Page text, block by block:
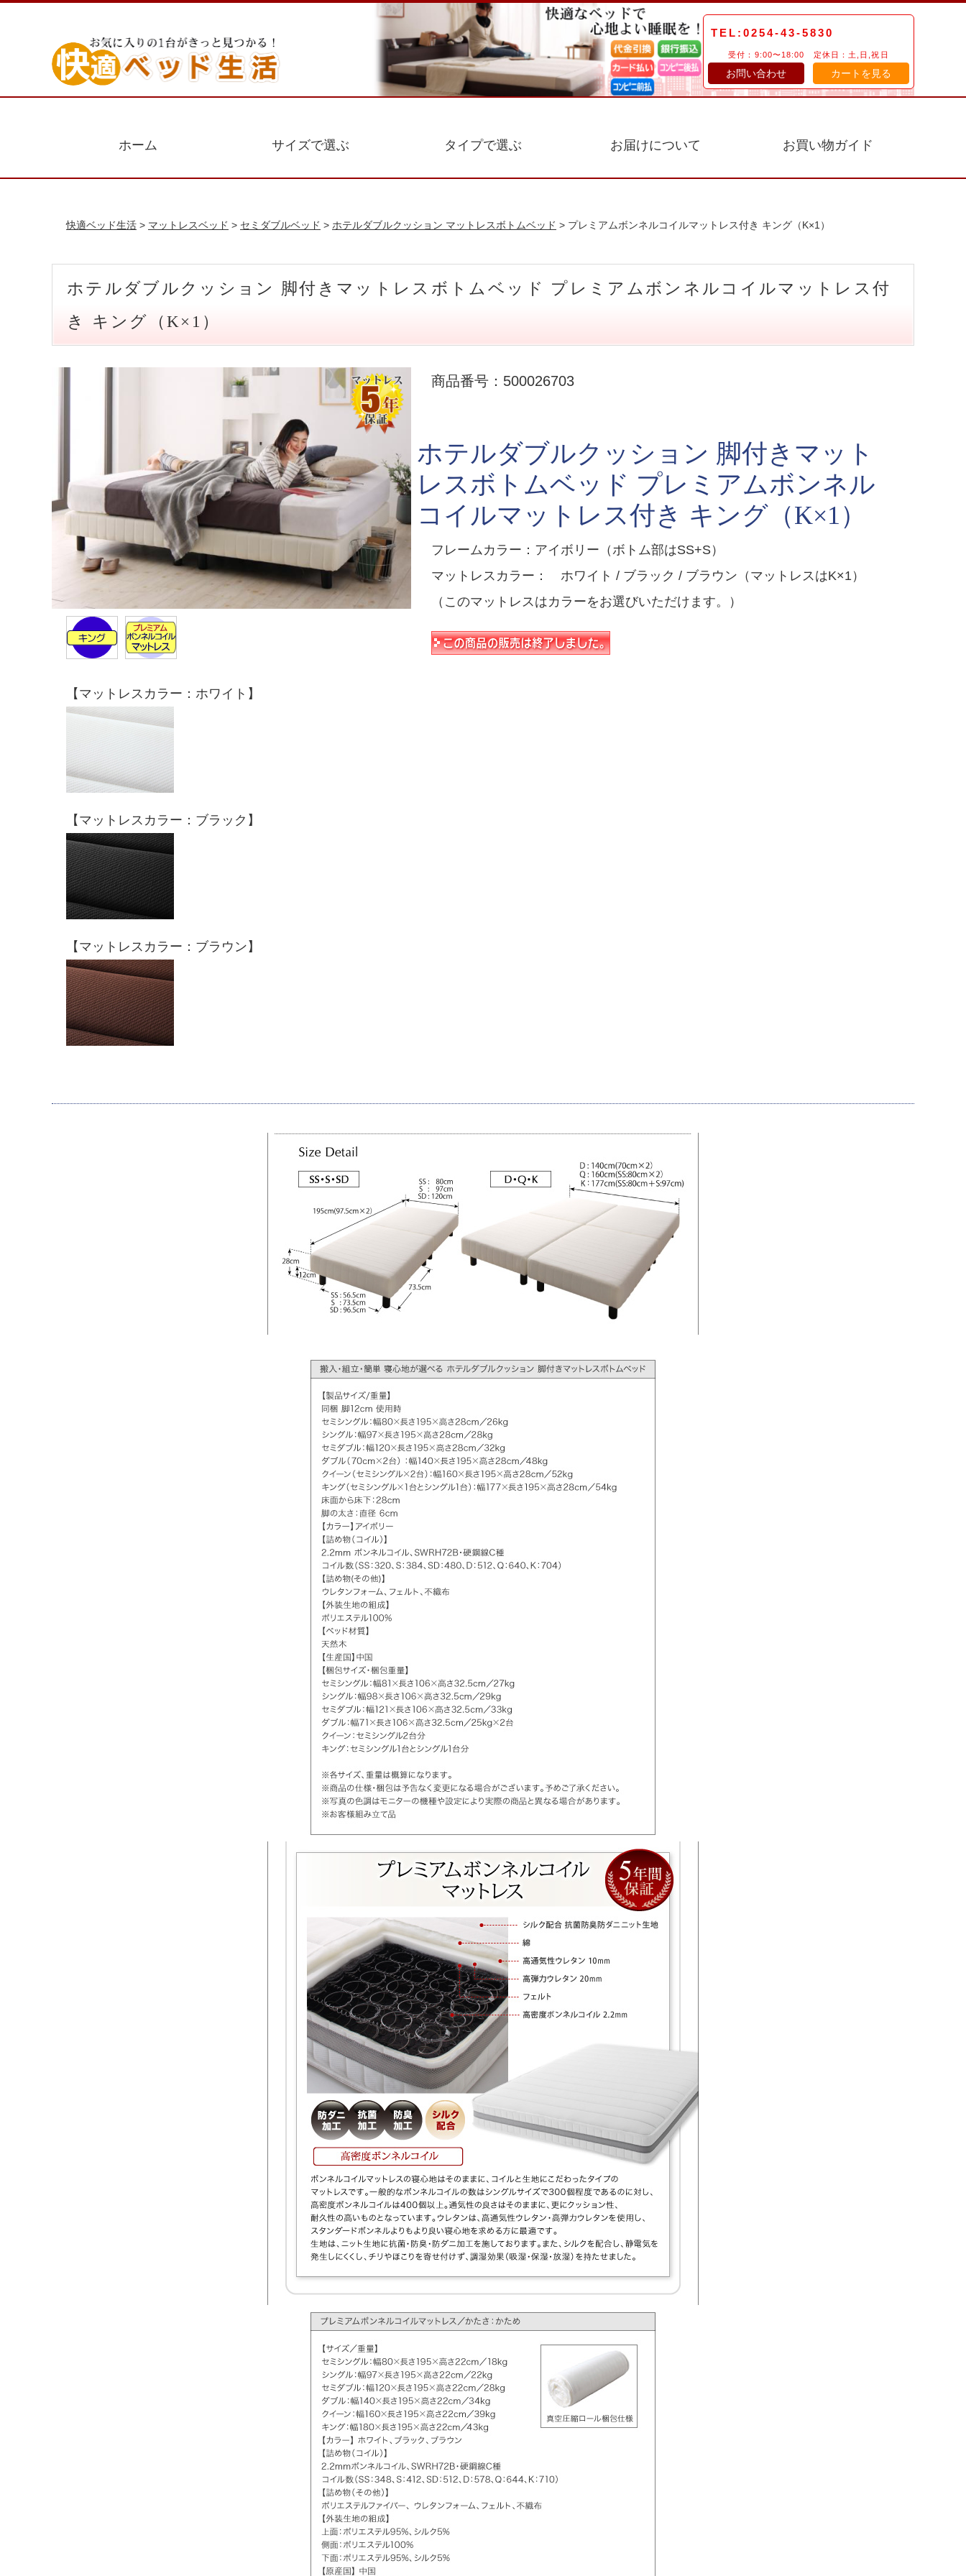
TEL:0254-43-5830
受付：9:00〜18:00 定休日：土,日,祝日
お問い合わせ カートを見る
ホーム サイズで選ぶ タイプで選ぶ お届けについて お買い物ガイド
快適ベッド生活 > マットレスベッド > セミダブルベッド > ホテルダブルクッション マットレスボトムベッド > プレミアムボンネルコイルマットレス付き キング（K×1）
ホテルダブルクッション 脚付きマットレスボトムベッド プレミアムボンネルコイルマットレス付
き キング（K×1）
【マットレスカラー：ホワイト】
【マットレスカラー：ブラック】
【マットレスカラー：ブラウン】
商品番号：500026703
ホテルダブルクッション 脚付きマット
レスボトムベッド プレミアムボンネル
コイルマットレス付き キング（K×1）
フレームカラー：アイボリー（ボトム部はSS+S）
マットレスカラー： ホワイト / ブラック / ブラウン（マットレスはK×1）
（このマットレスはカラーをお選びいただけます。）